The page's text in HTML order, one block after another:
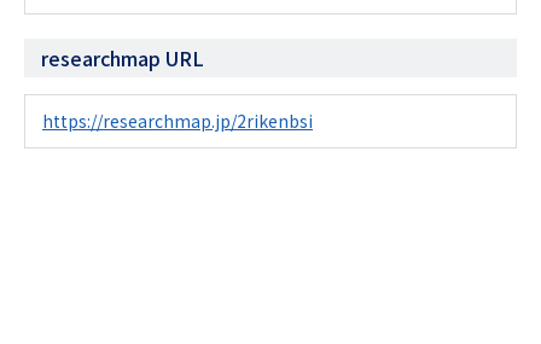
researchmap URL
https://researchmap.jp/2rikenbsi